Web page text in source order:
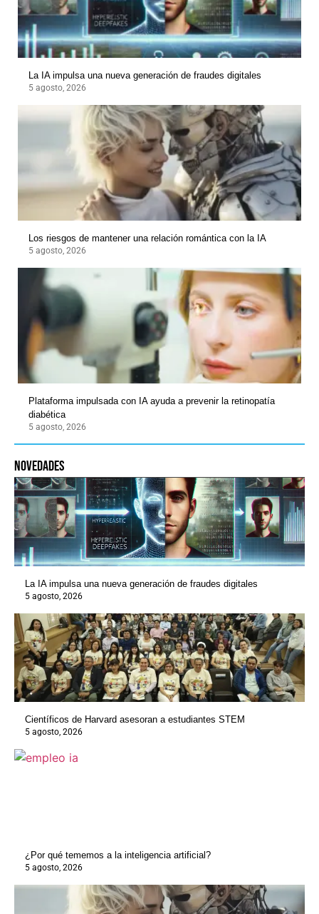
La IA impulsa una nueva generación de fraudes digitales
5 agosto, 2026
Los riesgos de mantener una relación romántica con la IA
5 agosto, 2026
Plataforma impulsada con IA ayuda a prevenir la retinopatía
diabética
5 agosto, 2026
novedades
La IA impulsa una nueva generación de fraudes digitales
5 agosto, 2026
Científicos de Harvard asesoran a estudiantes STEM
5 agosto, 2026
¿Por qué tememos a la inteligencia artificial?
5 agosto, 2026